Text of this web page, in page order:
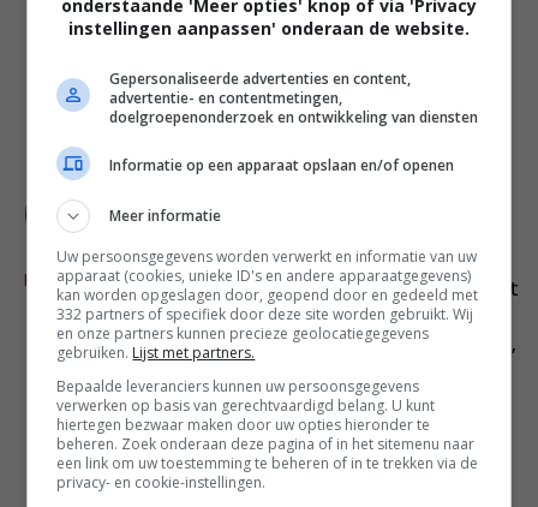
verjaardag van een volwassene
geweest waar alleen een kan water op
tafel staat met een schaal
komkommers en radijsjes ernaast.
REAGEER
Ik snap dat je het niet fijn vindt dat je
dochter, elke week, al doordeweeks
meerdere ongezonde dingen krijgt. Het
is niet dat het eens in de zoveel tijd is,
het is elke week. Maar om nou “subtiel”
dan een bak met gezonde dingen mee
te geven…dat is ook een soort van
steek onder de gordel. Als je dochter
er elke week komt, heb je toch wel
onderstaande 'Meer opties' knop of via 'Privacy
instellingen aanpassen' onderaan de website.
Gepersonaliseerde advertenties en content,
advertentie- en contentmetingen,
doelgroepenonderzoek en ontwikkeling van diensten
Informatie op een apparaat opslaan en/of openen
Meer informatie
Uw persoonsgegevens worden verwerkt en informatie van uw
apparaat (cookies, unieke ID's en andere apparaatgegevens)
kan worden opgeslagen door, geopend door en gedeeld met
332 partners of specifiek door deze site worden gebruikt. Wij
en onze partners kunnen precieze geolocatiegegevens
gebruiken. Lijst met partners.
Bepaalde leveranciers kunnen uw persoonsgegevens
verwerken op basis van gerechtvaardigd belang. U kunt
hiertegen bezwaar maken door uw opties hieronder te
beheren. Zoek onderaan deze pagina of in het sitemenu naar
een link om uw toestemming te beheren of in te trekken via de
privacy- en cookie-instellingen.